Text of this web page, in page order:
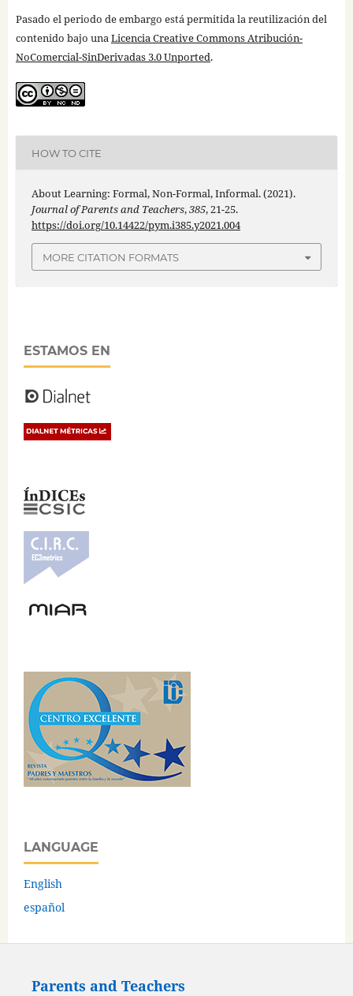
Pasado el periodo de embargo está permitida la reutilización del
contenido bajo unaLicencia Creative Commons Atribución-
NoComercial-SinDerivadas 3.0 Unported.
HOW TO CITE
About Learning: Formal, Non-Formal, Informal. (2021).
Journal of Parents and Teachers,385, 21-25.
https://doi.org/10.14422/pym.i385.y2021.004
MORE CITATION FORMATS
ESTAMOS EN
LANGUAGE
English
español
Parents and Teachers